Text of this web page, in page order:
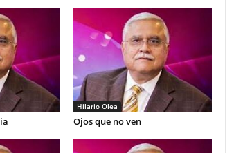
Hilario Olea
Ojos que no ven